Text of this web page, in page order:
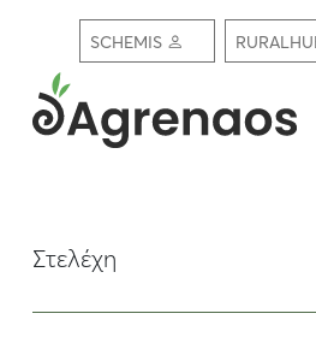
SCHEMIS
Στελέχη